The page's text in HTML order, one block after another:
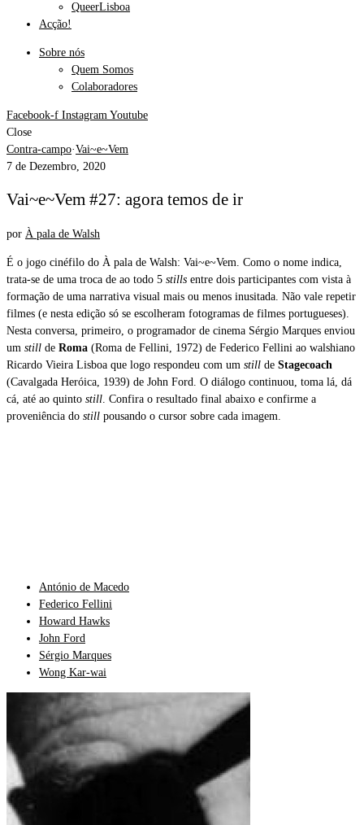
QueerLisboa
Acção!
Sobre nós
Quem Somos
Colaboradores
Facebook-f Instagram Youtube
Close
Contra-campo·Vai~e~Vem
7 de Dezembro, 2020
Vai~e~Vem #27: agora temos de ir
por À pala de Walsh
É o jogo cinéfilo do À pala de Walsh: Vai~e~Vem. Como o nome indica,
trata-se de uma troca de ao todo 5 stills entre dois participantes com vista à
formação de uma narrativa visual mais ou menos inusitada. Não vale repetir
filmes (e nesta edição só se escolheram fotogramas de filmes portugueses).
Nesta conversa, primeiro, o programador de cinema Sérgio Marques enviou
um still de Roma (Roma de Fellini, 1972) de Federico Fellini ao walshiano
Ricardo Vieira Lisboa que logo respondeu com um still de Stagecoach
(Cavalgada Heróica, 1939) de John Ford. O diálogo continuou, toma lá, dá
cá, até ao quinto still . Confira o resultado final abaixo e confirme a
proveniência do still pousando o cursor sobre cada imagem.
António de Macedo
Federico Fellini
Howard Hawks
John Ford
Sérgio Marques
Wong Kar-wai